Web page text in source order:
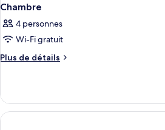
Chambre
4 personnes
Wi-Fi gratuit
Plus de détails
Plus
Chambre